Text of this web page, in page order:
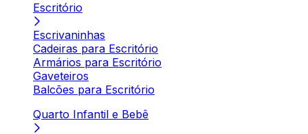
Escritório
Escrivaninhas
Cadeiras para Escritório
Armários para Escritório
Gaveteiros
Balcões para Escritório
Quarto Infantil e Bebê